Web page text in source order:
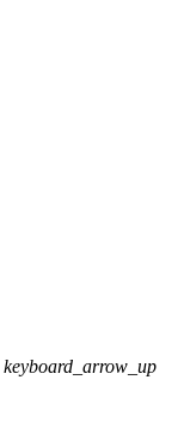
keyboard_arrow_up